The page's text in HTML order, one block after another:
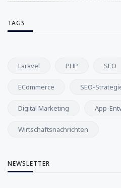
TAGS
Laravel PHP SEO
ECommerce SEO-
Digital Marketing App-
Wirtschaftsnachrichten
NEWSLETTER